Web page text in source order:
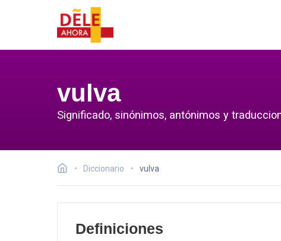
vulva
Significado, sinónimos, antónimos y
Diccionario vulva
Definiciones